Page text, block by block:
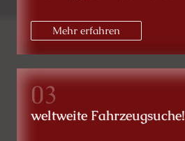
Mehr erfahren
weltweite Fahrzeugsuche!